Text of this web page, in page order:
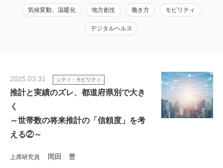
気候変動、温暖化 地方創生 働き方 モビリティ
デジタルヘルス
2025.03.31 シティ・モビリティ
推計と実績のズレ、都道府県別で大き
く
～世帯数の将来推計の「信頼度」を考
える②～
上席研究員 岡田 豊